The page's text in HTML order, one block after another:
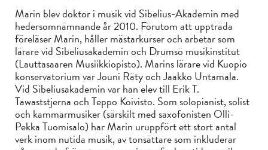
Marin blev doktor i musik vid Sibelius-Akademin med
hedersomnämnande år 2010. Förutom att uppträda
föreläser Marin, håller mästarkurser och arbetar som
lärare vid Sibeliusakademin och Drumsö musikinstitut
(Lauttasaaren Musiikkiopisto). Marins lärare vid Kuopio
konservatorium var Jouni Räty och Jaakko Untamala.
Vid Sibeliusakademin var han elev till Erik T.
Tawaststjerna och Teppo Koivisto. Som solopianist, solist
och kammarmusiker (särskilt med saxofonisten Olli-
Pekka Tuomisalo) har Marin uruppfört ett stort antal
verk inom nutida musik, av tonsättare som inkluderar